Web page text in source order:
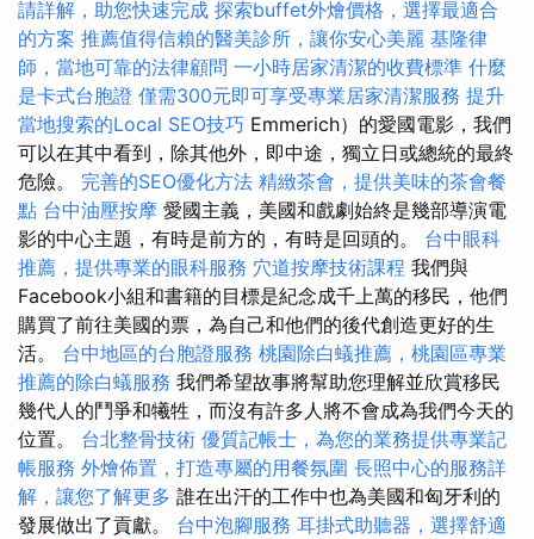
請詳解，助您快速完成 探索buffet外燴價格，選擇最適合
的方案 推薦值得信賴的醫美診所，讓你安心美麗 基隆律
師，當地可靠的法律顧問 一小時居家清潔的收費標準 什麼
是卡式台胞證 僅需300元即可享受專業居家清潔服務 提升
當地搜索的Local SEO技巧 Emmerich）的愛國電影，我們
可以在其中看到，除其他外，即中途，獨立日或總統的最終
危險。 完善的SEO優化方法 精緻茶會，提供美味的茶會餐
點 台中油壓按摩 愛國主義，美國和戲劇始終是幾部導演電
影的中心主題，有時是前方的，有時是回頭的。 台中眼科
推薦，提供專業的眼科服務 穴道按摩技術課程 我們與
Facebook小組和書籍的目標是紀念成千上萬的移民，他們
購買了前往美國的票，為自己和他們的後代創造更好的生
活。 台中地區的台胞證服務 桃園除白蟻推薦，桃園區專業
推薦的除白蟻服務 我們希望故事將幫助您理解並欣賞移民
幾代人的鬥爭和犧牲，而沒有許多人將不會成為我們今天的
位置。 台北整骨技術 優質記帳士，為您的業務提供專業記
帳服務 外燴佈置，打造專屬的用餐氛圍 長照中心的服務詳
解，讓您了解更多 誰在出汗的工作中也為美國和匈牙利的
發展做出了貢獻。 台中泡腳服務 耳掛式助聽器，選擇舒適